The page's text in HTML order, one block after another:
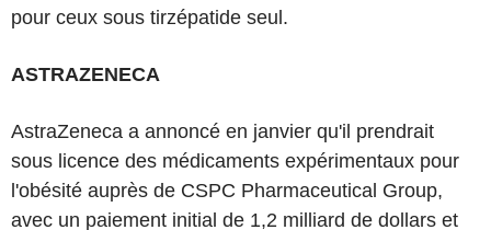
pour ceux sous tirzépatide seul.
ASTRAZENECA
AstraZeneca a annoncé en janvier qu'il prendrait
sous licence des médicaments expérimentaux pour
l'obésité auprès de CSPC Pharmaceutical Group,
avec un paiement initial de 1,2 milliard de dollars et